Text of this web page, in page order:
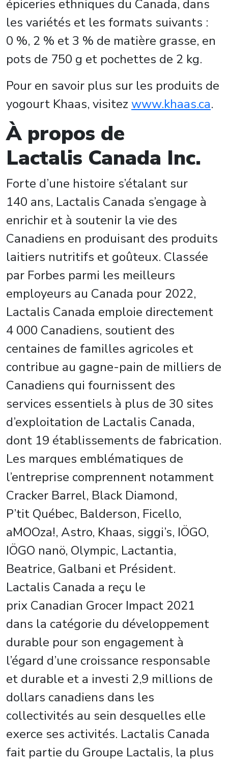
épiceries ethniques du Canada, dans
les variétés et les formats suivants :
0 %, 2 % et 3 % de matière grasse, en
pots de 750 g et pochettes de 2 kg.
Pour en savoir plus sur les produits de
yogourt Khaas, visitez www.khaas.ca.
À propos de
Lactalis Canada Inc.
Forte d’une histoire s’étalant sur
140 ans, Lactalis Canada s’engage à
enrichir et à soutenir la vie des
Canadiens en produisant des produits
laitiers nutritifs et goûteux. Classée
par Forbes parmi les meilleurs
employeurs au Canada pour 2022,
Lactalis Canada emploie directement
4 000 Canadiens, soutient des
centaines de familles agricoles et
contribue au gagne-pain de milliers de
Canadiens qui fournissent des
services essentiels à plus de 30 sites
d’exploitation de Lactalis Canada,
dont 19 établissements de fabrication.
Les marques emblématiques de
l’entreprise comprennent notamment
Cracker Barrel, Black Diamond,
P’tit Québec, Balderson, Ficello,
aMOOza!, Astro, Khaas, siggi’s, IÖGO,
IÖGO nanö, Olympic, Lactantia,
Beatrice, Galbani et Président.
Lactalis Canada a reçu le
prix Canadian Grocer Impact 2021
dans la catégorie du développement
durable pour son engagement à
l’égard d’une croissance responsable
et durable et a investi 2,9 millions de
dollars canadiens dans les
collectivités au sein desquelles elle
exerce ses activités. Lactalis Canada
fait partie du Groupe Lactalis, la plus